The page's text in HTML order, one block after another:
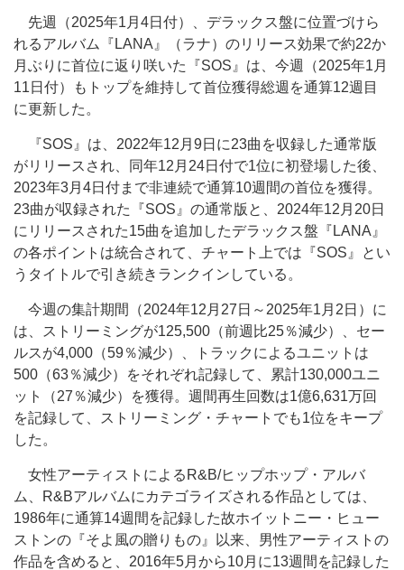
先週（2025年1月4日付）、デラックス盤に位置づけら
れるアルバム『LANA』（ラナ）のリリース効果で約22か
月ぶりに首位に返り咲いた『SOS』は、今週（2025年1月
11日付）もトップを維持して首位獲得総週を通算12週目
に更新した。
『SOS』は、2022年12月9日に23曲を収録した通常版
がリリースされ、同年12月24日付で1位に初登場した後、
2023年3月4日付まで非連続で通算10週間の首位を獲得。
23曲が収録された『SOS』の通常版と、2024年12月20日
にリリースされた15曲を追加したデラックス盤『LANA』
の各ポイントは統合されて、チャート上では『SOS』とい
うタイトルで引き続きランクインしている。
今週の集計期間（2024年12月27日～2025年1月2日）に
は、ストリーミングが125,500（前週比25％減少）、セー
ルスが4,000（59％減少）、トラックによるユニットは
500（63％減少）をそれぞれ記録して、累計130,000ユニ
ット（27％減少）を獲得。週間再生回数は1億6,631万回
を記録して、ストリーミング・チャートでも1位をキープ
した。
女性アーティストによるR&B/ヒップホップ・アルバ
ム、R&Bアルバムにカテゴライズされる作品としては、
1986年に通算14週間を記録した故ホイットニー・ヒュー
ストンの『そよ風の贈りもの』以来、男性アーティストの
作品を含めると、2016年5月から10月に13週間を記録した